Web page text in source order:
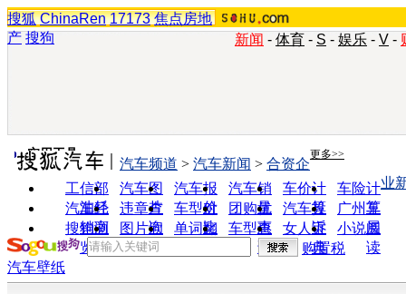
搜狐 ChinaRen 17173 焦点房地
产 搜狗 新闻 - 体育 - S - 娱乐 - V -
实用工具 更多>>
工信部
油耗
汽车图
片
汽车报
价
汽车销
量
车价计
算
车险计
算
汽车经
销商
违章查
询
车型对
比
团购优
惠
汽车投
诉
广州车
展
搜狗浏
览器
图片欣
赏
单词翻
车型查
询
女人宝
典
小说阅
读
汽车频道 > 汽车新闻 > 合资企
业
购置税
汽车壁纸